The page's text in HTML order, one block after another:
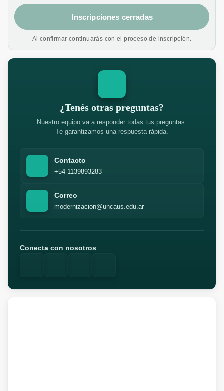
Inscripciones cerradas
Al confirmar continuarás con el proceso de inscripción.
¿Tenés otras preguntas?
Nuestro equipo va a responder todas tus preguntas.
Te garantizamos una respuesta rápida.
Contacto
+54-1139893283
Correo
modernizacion@uncaus.edu.ar
Conecta con nosotros